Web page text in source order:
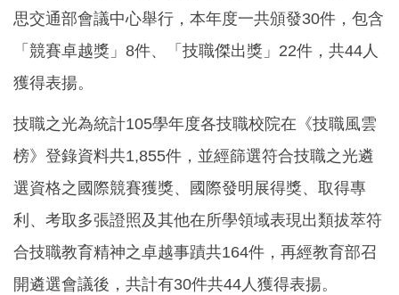
思交通部會議中心舉行，本年度一共頒發30件，包含
「競賽卓越獎」8件、「技職傑出獎」22件，共44人
獲得表揚。
技職之光為統計105學年度各技職校院在《技職風雲
榜》登錄資料共1,855件，並經篩選符合技職之光遴
選資格之國際競賽獲獎、國際發明展得獎、取得專
利、考取多張證照及其他在所學領域表現出類拔萃符
合技職教育精神之卓越事蹟共164件，再經教育部召
開遴選會議後，共計有30件共44人獲得表揚。